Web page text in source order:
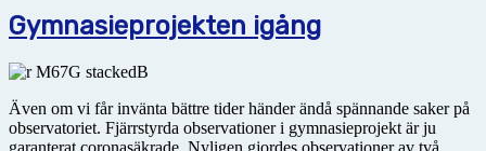
Gymnasieprojekten igång
Även om vi får invänta bättre tider händer ändå spännande saker på
observatoriet. Fjärrstyrda observationer i gymnasieprojekt är ju